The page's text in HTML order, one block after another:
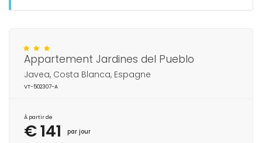
Appartement Jardines del Pueblo
Javea, Costa Blanca, Espagne
VT-502307-A
À partir de
€ 141 par jour